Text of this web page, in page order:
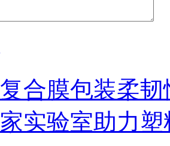
合膜包装柔
实验室助力